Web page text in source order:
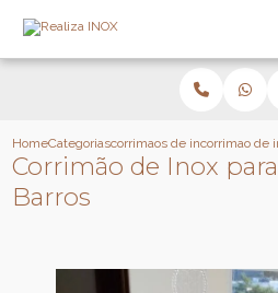
HomeCategoriascorrimaos de inoxcorrimao de
Corrimão de Inox
Barros